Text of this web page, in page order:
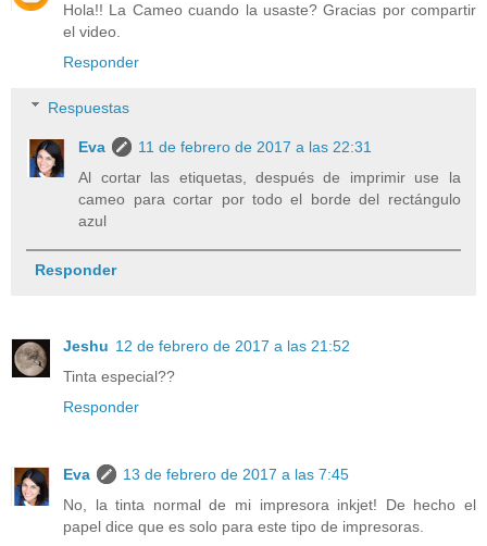
Hola!! La Cameo cuando la usaste? Gracias por compartir
el video.
Responder
Respuestas
Eva
11 de febrero de 2017 a las 22:31
Al cortar las etiquetas, después de imprimir use la
cameo para cortar por todo el borde del rectángulo
azul
Responder
Jeshu 12 de febrero de 2017 a las 21:52
Tinta especial??
Responder
Eva
13 de febrero de 2017 a las 7:45
No, la tinta normal de mi impresora inkjet! De hecho el
papel dice que es solo para este tipo de impresoras.